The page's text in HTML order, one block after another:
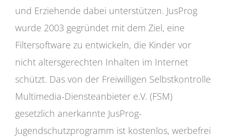
und Erziehende dabei unterstützen. JusProg
wurde 2003 gegründet mit dem Ziel, eine
Filtersoftware zu entwickeln, die Kinder vor
nicht altersgerechten Inhalten im Internet
schützt. Das von der Freiwilligen Selbstkontrolle
Multimedia-Diensteanbieter e.V. (FSM)
gesetzlich anerkannte JusProg-
Jugendschutzprogramm ist kostenlos, werbefrei